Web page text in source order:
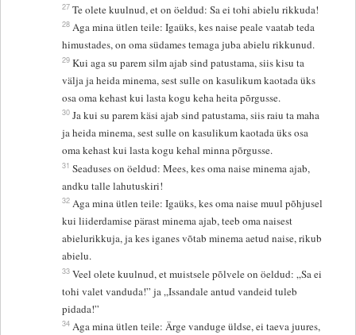
27 Te olete kuulnud, et on öeldud: Sa ei tohi abielu rikkuda!
28 Aga mina ütlen teile: Igaüks, kes naise peale vaatab teda
himustades, on oma südames temaga juba abielu rikkunud.
29 Kui aga su parem silm ajab sind patustama, siis kisu ta
välja ja heida minema, sest sulle on kasulikum kaotada üks
osa oma kehast kui lasta kogu keha heita põrgusse.
30 Ja kui su parem käsi ajab sind patustama, siis raiu ta maha
ja heida minema, sest sulle on kasulikum kaotada üks osa
oma kehast kui lasta kogu kehal minna põrgusse.
31 Seaduses on öeldud: Mees, kes oma naise minema ajab,
andku talle lahutuskiri!
32 Aga mina ütlen teile: Igaüks, kes oma naise muul põhjusel
kui liiderdamise pärast minema ajab, teeb oma naisest
abielurikkuja, ja kes iganes võtab minema aetud naise, rikub
abielu.
33 Veel olete kuulnud, et muistsele põlvele on öeldud: „Sa ei
tohi valet vanduda!” ja „Issandale antud vandeid tuleb
pidada!”
34 Aga mina ütlen teile: Ärge vanduge üldse, ei taeva juures,